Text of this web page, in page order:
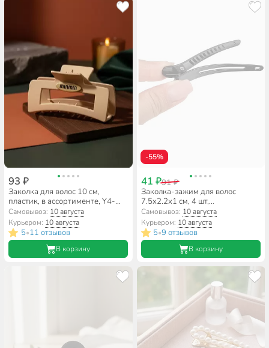
93 ₽
Заколка для волос 10 см,
пластик, в ассортименте, Y4-
11625
Самовывоз: 10 августа
Курьером: 10 августа
5•11 отзывов
В корзину
-55%
41 ₽91 ₽
Заколка-зажим для волос
7.5х2.2х1 см, 4 шт,
полипропилен, черный, 109560
Самовывоз: 10 августа
Курьером: 10 августа
5•9 отзывов
В корзину